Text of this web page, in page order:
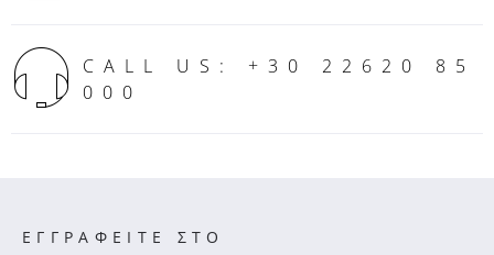
CALL US: +30 22620 85
000
ΕΓΓΡΑΦΕΙΤΕ ΣΤΟ